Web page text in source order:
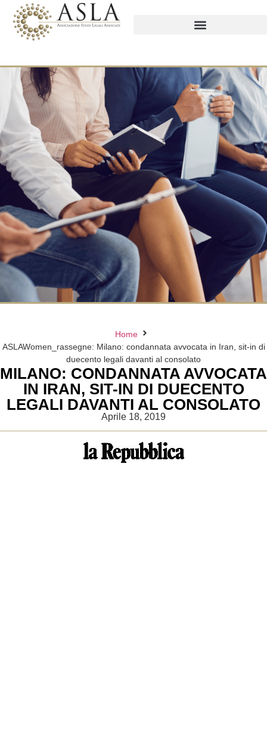
Home
ASLAWomen_rassegne: Milano: condannata avvocata in Iran, sit-in di
duecento legali davanti al consolato
MILANO: CONDANNATA AVVOCATA
IN IRAN, SIT-IN DI DUECENTO
LEGALI DAVANTI AL CONSOLATO
Aprile 18, 2019